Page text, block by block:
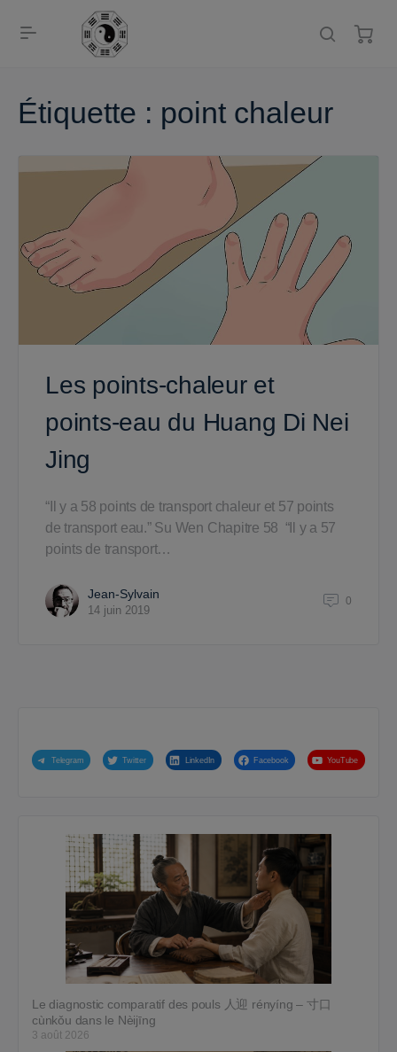
Étiquette : point chaleur
Les points-chaleur et
points-eau du Huang Di Nei
Jing
“Il y a 58 points de transport chaleur et 57 points
de transport eau.” Su Wen Chapitre 58 “Il y a 57
points de transport…
Jean-Sylvain
14 juin 2019
0
Telegram Twitter LinkedIn Facebook YouTube
Le diagnostic comparatif des pouls 人迎 rényíng – 寸口
cùnkǒu dans le Nèijīng
3 août 2026